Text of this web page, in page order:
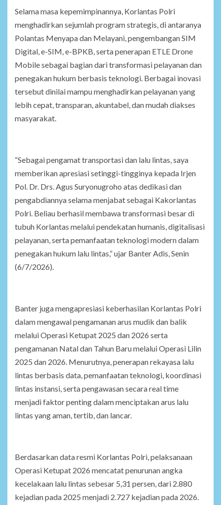
Selama masa kepemimpinannya, Korlantas Polri
menghadirkan sejumlah program strategis, di antaranya
Polantas Menyapa dan Melayani, pengembangan SIM
Digital, e-SIM, e-BPKB, serta penerapan ETLE Drone
Mobile sebagai bagian dari transformasi pelayanan dan
penegakan hukum berbasis teknologi. Berbagai inovasi
tersebut dinilai mampu menghadirkan pelayanan yang
lebih cepat, transparan, akuntabel, dan mudah diakses
masyarakat.
“Sebagai pengamat transportasi dan lalu lintas, saya
memberikan apresiasi setinggi-tingginya kepada Irjen
Pol. Dr. Drs. Agus Suryonugroho atas dedikasi dan
pengabdiannya selama menjabat sebagai Kakorlantas
Polri. Beliau berhasil membawa transformasi besar di
tubuh Korlantas melalui pendekatan humanis, digitalisasi
pelayanan, serta pemanfaatan teknologi modern dalam
penegakan hukum lalu lintas,” ujar Banter Adis, Senin
(6/7/2026).
Banter juga mengapresiasi keberhasilan Korlantas Polri
dalam mengawal pengamanan arus mudik dan balik
melalui Operasi Ketupat 2025 dan 2026 serta
pengamanan Natal dan Tahun Baru melalui Operasi Lilin
2025 dan 2026. Menurutnya, penerapan rekayasa lalu
lintas berbasis data, pemanfaatan teknologi, koordinasi
lintas instansi, serta pengawasan secara real time
menjadi faktor penting dalam menciptakan arus lalu
lintas yang aman, tertib, dan lancar.
Berdasarkan data resmi Korlantas Polri, pelaksanaan
Operasi Ketupat 2026 mencatat penurunan angka
kecelakaan lalu lintas sebesar 5,31 persen, dari 2.880
kejadian pada 2025 menjadi 2.727 kejadian pada 2026.